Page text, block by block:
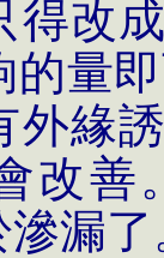
得改
的量
外緣
改善
漏了